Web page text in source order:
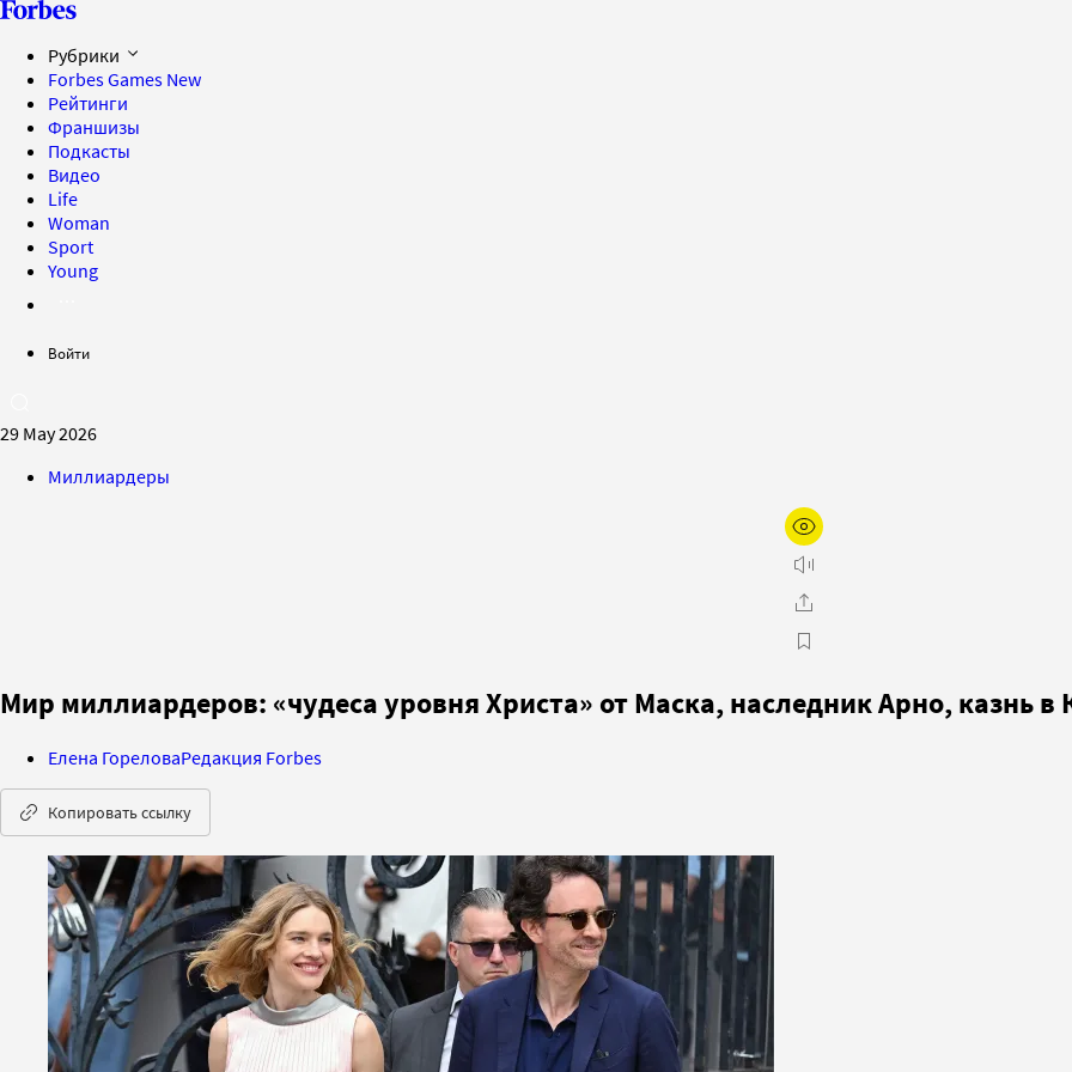
Рубрики
Forbes Games New
Рейтинги
Франшизы
Подкасты
Видео
Life
Woman
Sport
Young
Войти
29 May 2026
Миллиардеры
Мир миллиардеров: «чудеса уровня Христа» от Маска, наследник Арно, казнь в
Елена ГореловаРедакция Forbes
Копировать ссылку